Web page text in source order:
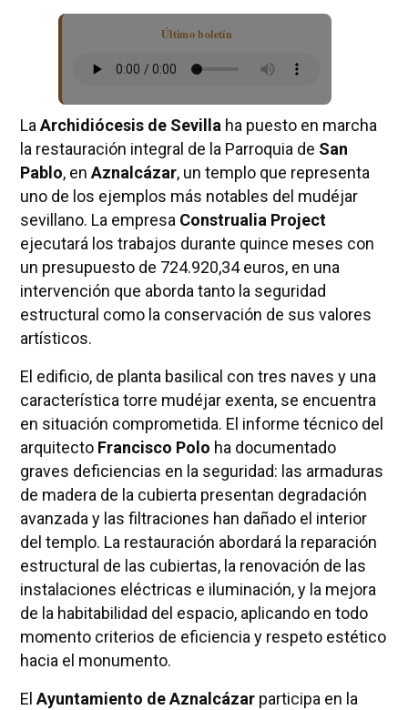
Último boletín
La Archidiócesis de Sevilla ha puesto en marcha
la restauración integral de la Parroquia de San
Pablo, en Aznalcázar, un templo que representa
uno de los ejemplos más notables del mudéjar
sevillano. La empresa Construalia Project
ejecutará los trabajos durante quince meses con
un presupuesto de 724.920,34 euros, en una
intervención que aborda tanto la seguridad
estructural como la conservación de sus valores
artísticos.
El edificio, de planta basilical con tres naves y una
característica torre mudéjar exenta, se encuentra
en situación comprometida. El informe técnico del
arquitecto Francisco Polo ha documentado
graves deficiencias en la seguridad: las armaduras
de madera de la cubierta presentan degradación
avanzada y las filtraciones han dañado el interior
del templo. La restauración abordará la reparación
estructural de las cubiertas, la renovación de las
instalaciones eléctricas e iluminación, y la mejora
de la habitabilidad del espacio, aplicando en todo
momento criterios de eficiencia y respeto estético
hacia el monumento.
El Ayuntamiento de Aznalcázarparticipa en la